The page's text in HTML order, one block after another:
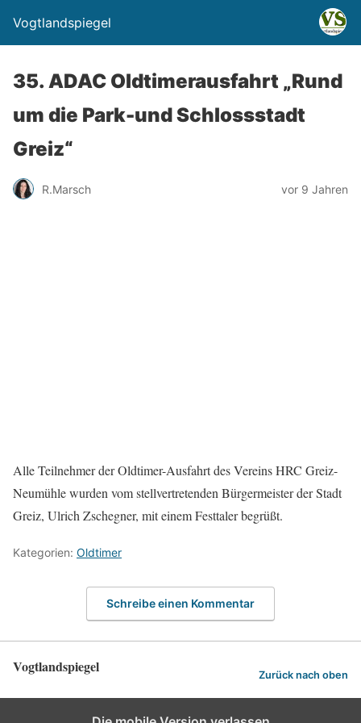
Vogtlandspiegel
35. ADAC Oldtimerausfahrt „Rund
um die Park-und Schlossstadt
Greiz“
R.Marsch vor 9 Jahren
Alle Teilnehmer der Oldtimer-Ausfahrt des Vereins HRC Greiz-
Neumühle wurden vom stellvertretenden Bürgermeister der Stadt
Greiz, Ulrich Zschegner, mit einem Festtaler begrüßt.
Kategorien: Oldtimer
Schreibe einen Kommentar
Vogtlandspiegel Zurück nach oben